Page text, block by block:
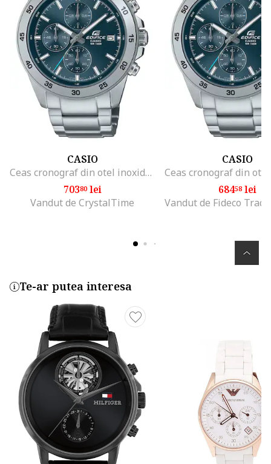
CASIO
Ceas cronograf din otel inoxidabil, Argintiu
70380lei
Vandut de CrystalTime
CASIO
68458lei
Vandut de Fideco
Te-ar putea interesa